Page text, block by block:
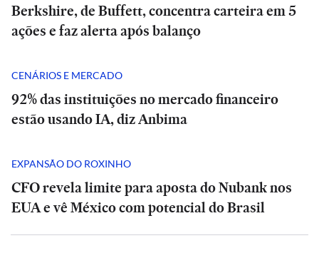
Berkshire, de Buffett, concentra carteira em 5
ações e faz alerta após balanço
CENÁRIOS E MERCADO
92% das instituições no mercado financeiro
estão usando IA, diz Anbima
EXPANSÃO DO ROXINHO
CFO revela limite para aposta do Nubank nos
EUA e vê México com potencial do Brasil